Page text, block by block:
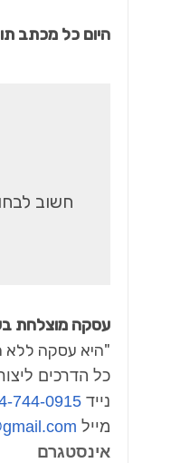
היום כל מכתב
חשוב
עסקה מוצלחת
"היא עסקה ללא
כל הדרכים
נייד 744-0915
מייל
אינסטגרם